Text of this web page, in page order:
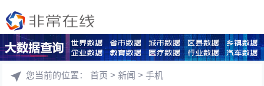
您当前的位置：首页 >新闻 >手机